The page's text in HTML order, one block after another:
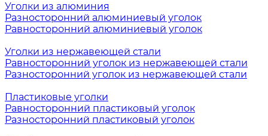
Уголки из алюминия
Разносторонний алюминиевый уголок
Равносторонний алюминиевый уголок
Уголки из нержавеющей стали
Равносторонний уголок из нержавеющей стали
Разносторонний уголок из нержавеющей стали
Пластиковые уголки
Равносторонний пластиковый уголок
Разносторонний пластиковый уголок